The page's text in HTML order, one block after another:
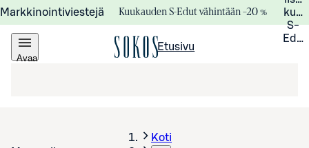
Markkinointiviestejä Kuukauden S-Edut vähintään –20 %
S-
Avaa
Etusivu
Koti